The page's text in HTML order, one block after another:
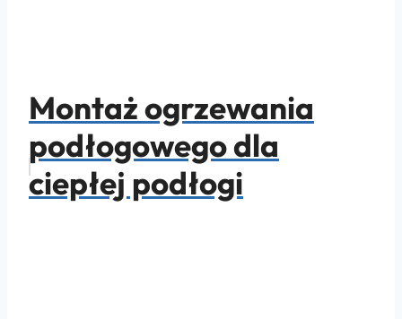
Montaż ogrzewania
podłogowego dla
ciepłej podłogi